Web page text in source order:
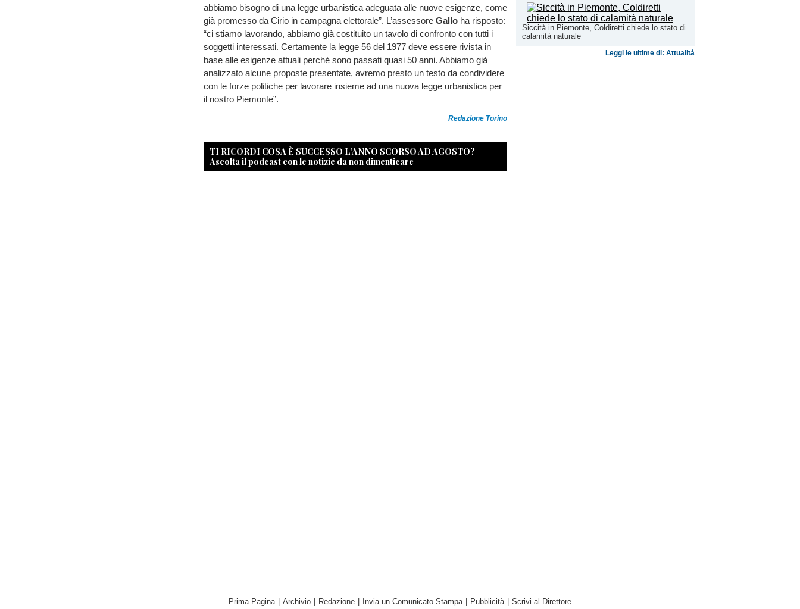
Siccità in Piemonte, Coldiretti chiede lo stato di
calamità naturale
Leggi le ultime di: Attualità
abbiamo bisogno di una legge urbanistica adeguata alle nuove esigenze, come
già promesso da Cirio in campagna elettorale”. L’assessore Gallo ha risposto:
“ci stiamo lavorando, abbiamo già costituito un tavolo di confronto con tutti i
soggetti interessati. Certamente la legge 56 del 1977 deve essere rivista in
base alle esigenze attuali perché sono passati quasi 50 anni. Abbiamo già
analizzato alcune proposte presentate, avremo presto un testo da condividere
con le forze politiche per lavorare insieme ad una nuova legge urbanistica per
il nostro Piemonte”.
Redazione Torino
TI RICORDI COSA È SUCCESSO L’ANNO SCORSO AD AGOSTO?
Ascolta il podcast con le notizie da non dimenticare
Prima Pagina Archivio Redazione Invia un Comunicato Stampa Pubblicità Scrivi al Direttore